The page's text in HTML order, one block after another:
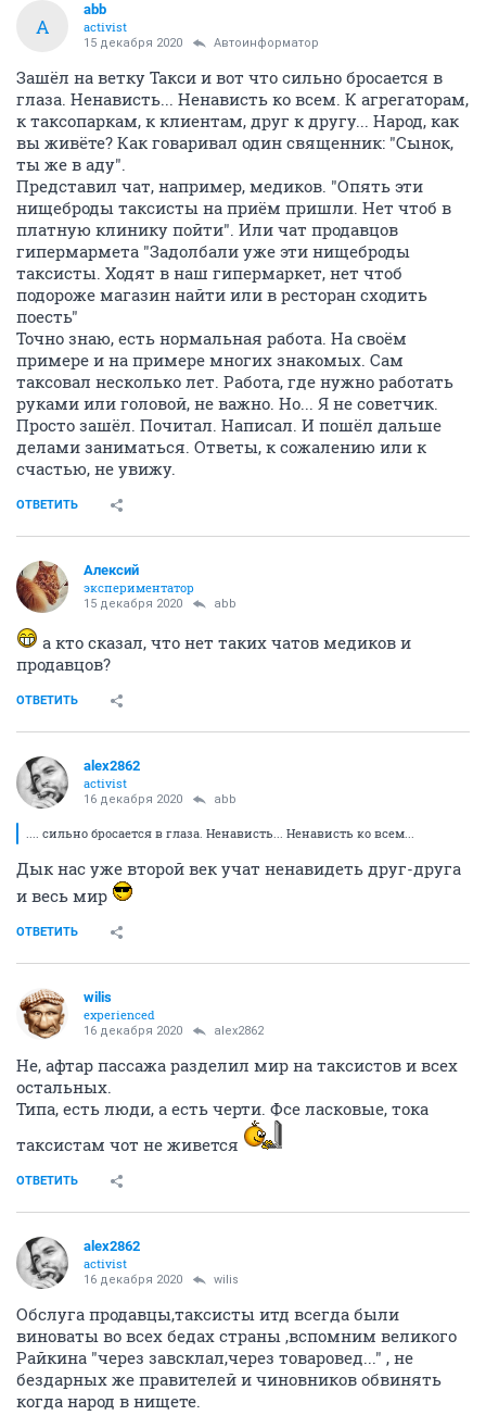
A
abb
activist
15 декабря 2020 Автоинформатор
Зашёл на ветку Такси и вот что сильно бросается в
глаза. Ненависть... Ненависть ко всем. К агрегаторам,
к таксопаркам, к клиентам, друг к другу... Народ, как
вы живёте? Как говаривал один священник: "Сынок,
ты же в аду".
Представил чат, например, медиков. "Опять эти
нищеброды таксисты на приём пришли. Нет чтоб в
платную клинику пойти". Или чат продавцов
гипермармета "Задолбали уже эти нищеброды
таксисты. Ходят в наш гипермаркет, нет чтоб
подороже магазин найти или в ресторан сходить
поесть"
Точно знаю, есть нормальная работа. На своём
примере и на примере многих знакомых. Сам
таксовал несколько лет. Работа, где нужно работать
руками или головой, не важно. Но... Я не советчик.
Просто зашёл. Почитал. Написал. И пошёл дальше
делами заниматься. Ответы, к сожалению или к
счастью, не увижу.
ОТВЕТИТЬ
Алексий
экспериментатор
15 декабря 2020 abb
а кто сказал, что нет таких чатов медиков и
продавцов?
ОТВЕТИТЬ
alex2862
activist
16 декабря 2020 abb
.... сильно бросается в глаза. Ненависть... Ненависть ко всем...
Дык нас уже второй век учат ненавидеть друг-друга
и весь мир
ОТВЕТИТЬ
wilis
experienced
16 декабря 2020 alex2862
Не, афтар пассажа разделил мир на таксистов и всех
остальных.
Типа, есть люди, а есть черти. Фсе ласковые, тока
таксистам чот не живется
ОТВЕТИТЬ
alex2862
activist
16 декабря 2020 wilis
Обслуга продавцы,таксисты итд всегда были
виноваты во всех бедах страны ,вспомним великого
Райкина "через завсклал,через товаровед..." , не
бездарных же правителей и чиновников обвинять
когда народ в нищете.